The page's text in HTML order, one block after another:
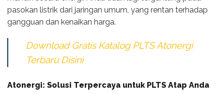
pasokan listrik dari jaringan umum, yang rentan terhadap
gangguan dan kenaikan harga.
Download Gratis Katalog PLTS Atonergi
Terbaru Disini
Atonergi: Solusi Terpercaya untuk PLTS Atap Anda